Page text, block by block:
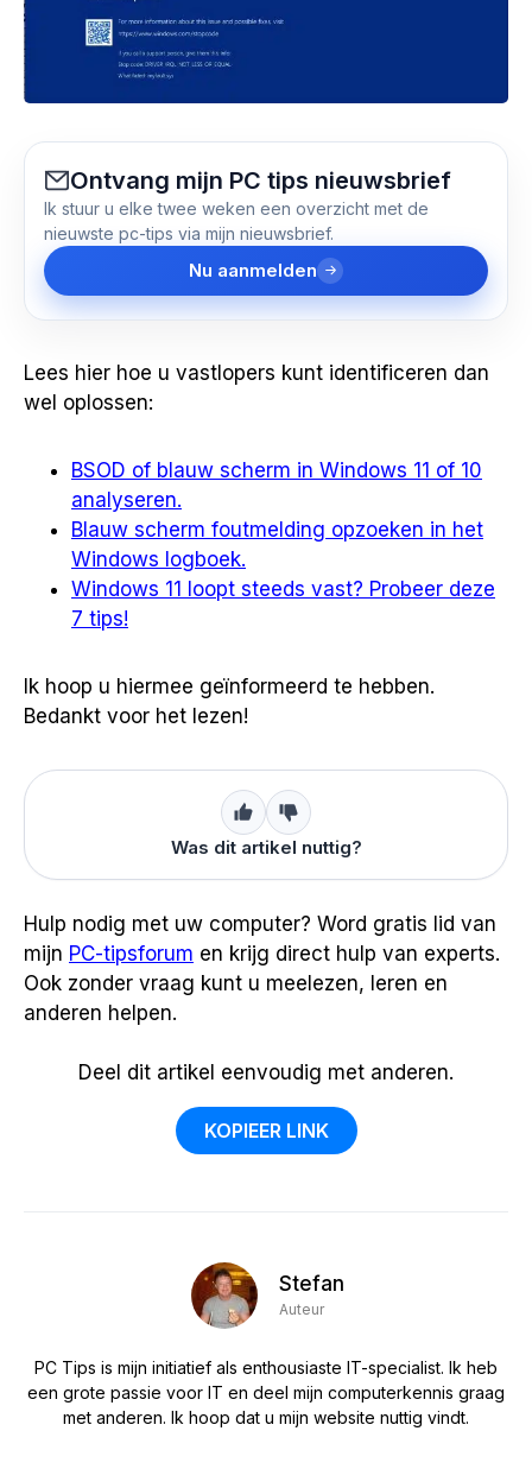
Ontvang mijn PC tips nieuwsbrief
Ik stuur u elke twee weken een overzicht met de
nieuwste pc-tips via mijn nieuwsbrief.
Nu aanmelden
Lees hier hoe u vastlopers kunt identificeren dan
wel oplossen:
BSOD of blauw scherm in Windows 11 of 10
analyseren.
Blauw scherm foutmelding opzoeken in het
Windows logboek.
Windows 11 loopt steeds vast? Probeer deze
7 tips!
Ik hoop u hiermee geïnformeerd te hebben.
Bedankt voor het lezen!
Was dit artikel nuttig?
Hulp nodig met uw computer? Word gratis lid van
mijn PC-tipsforum en krijg direct hulp van experts.
Ook zonder vraag kunt u meelezen, leren en
anderen helpen.
Deel dit artikel eenvoudig met anderen.
KOPIEER LINK
Stefan
Auteur
PC Tips is mijn initiatief als enthousiaste IT-specialist. Ik heb
een grote passie voor IT en deel mijn computerkennis graag
met anderen. Ik hoop dat u mijn website nuttig vindt.